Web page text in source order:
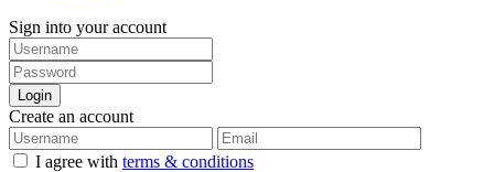
Sign into your account
Login
Create an account
I agree with terms & conditions